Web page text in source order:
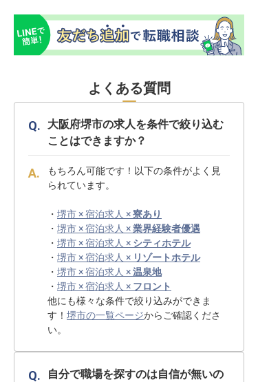
よくある質問
大阪府堺市の求人を条件で絞り込む
ことはできますか？
もちろん可能です！以下の条件がよく見
られています。
・ 堺市 × 宿泊求人 ×寮あり
・ 堺市 × 宿泊求人 ×業界経験者優遇
・ 堺市 × 宿泊求人 × シティホテル
・ 堺市 × 宿泊求人 × リゾートホテル
・ 堺市 × 宿泊求人 ×温泉地
・ 堺市 × 宿泊求人 × フロント
他にも様々な条件で絞り込みができま
す！ 堺市の一覧ページからご確認くださ
い。
自分で職場を探すのは自信が無いの